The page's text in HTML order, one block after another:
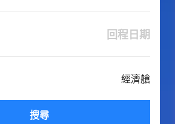
回程日期
經濟艙
搜尋